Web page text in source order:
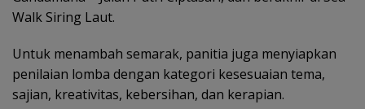
Walk Siring Laut.
Untuk menambah semarak, panitia juga menyiapkan
penilaian lomba dengan kategori kesesuaian tema,
sajian, kreativitas, kebersihan, dan kerapian.